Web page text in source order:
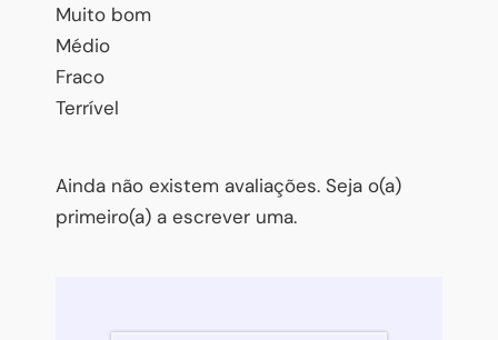
Muito bom
Médio
Fraco
Terrível
Ainda não existem avaliações. Seja o(a)
primeiro(a) a escrever uma.